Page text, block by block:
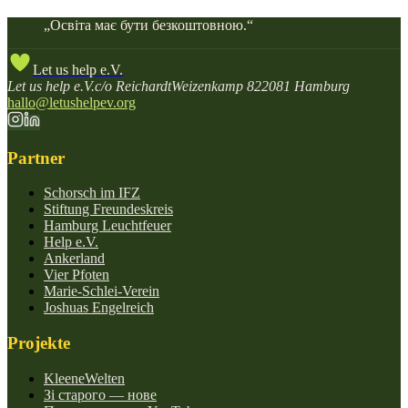
„Освіта має бути безкоштовною.“
Let us help e.V.
Let us help e.V.c/o ReichardtWeizenkamp 822081 Hamburg
hallo@letushelpev.org
Partner
Schorsch im IFZ
Stiftung Freundeskreis
Hamburg Leuchtfeuer
Help e.V.
Ankerland
Vier Pfoten
Marie-Schlei-Verein
Joshuas Engelreich
Projekte
KleeneWelten
Зі старого — нове